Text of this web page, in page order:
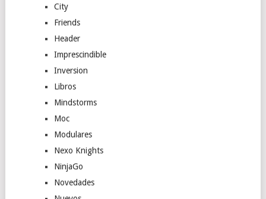
City
Friends
Header
Imprescindible
Inversion
Libros
Mindstorms
Moc
Modulares
Nexo Knights
NinjaGo
Novedades